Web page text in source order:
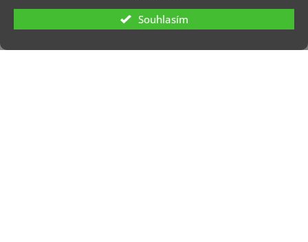
Souhlasím
Kontakt